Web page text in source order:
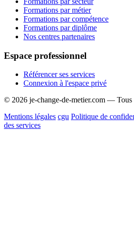
Formations par métier
Formations par compétence
Formations par diplôme
Nos centres partenaires
Espace professionnel
Référencer ses services
Connexion à l'espace privé
© 2026 je-change-de-metier.com — Tous
Mentions légales cgu Politique de
des services